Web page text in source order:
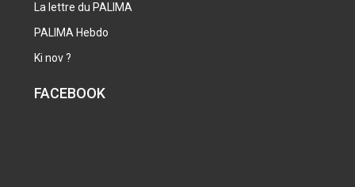
La lettre du PALIMA
PALIMA Hebdo
Ki nov ?
FACEBOOK